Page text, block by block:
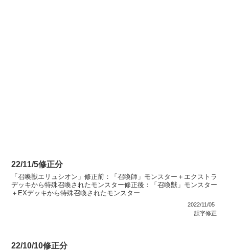
22/11/5修正分
「召喚獣エリュシオン」修正前：「召喚師」モンスター＋エクストラ
デッキから特殊召喚されたモンスター修正後：「召喚獣」モンスター
＋EXデッキから特殊召喚されたモンスター
2022/11/05
誤字修正
22/10/10修正分